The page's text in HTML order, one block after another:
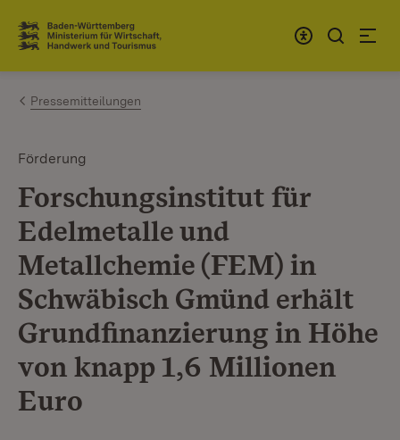
Zum Inhalt springen
Link zur Startseite
Pressemitteilungen
Förderung
Forschungsinstitut für
Edelmetalle und
Metallchemie (FEM) in
Schwäbisch Gmünd erhält
Grundfinanzierung in Höhe
von knapp 1,6 Millionen
Euro